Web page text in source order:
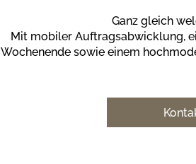
Ganz gleich
Mit mobiler Auftragsabwicklung,
Wochenende sowie einem